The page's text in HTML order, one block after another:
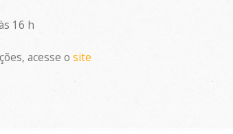
16 h
acesse o site